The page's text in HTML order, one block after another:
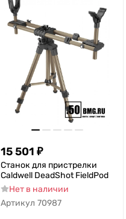
15 501 ₽
Станок для пристрелки
Caldwell DeadShot FieldPod
Нет в наличии
Артикул 70987